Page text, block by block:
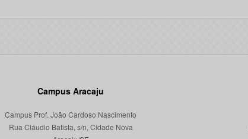
Campus Aracaju
Campus Prof. João Cardoso Nascimento
Rua Cláudio Batista, s/n, Cidade Nova